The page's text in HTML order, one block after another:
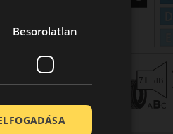
Besorolatlan